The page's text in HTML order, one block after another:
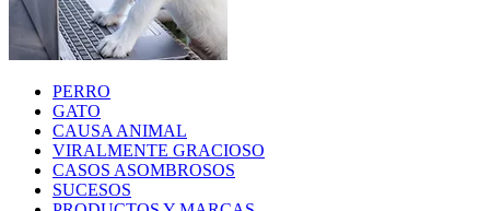
PERRO
GATO
CAUSA ANIMAL
VIRALMENTE GRACIOSO
CASOS ASOMBROSOS
SUCESOS